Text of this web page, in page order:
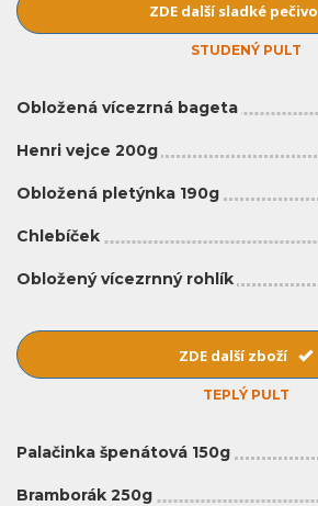
ZDE další sladké pečivo
STUDENÝ PULT
Obložená vícezrná bageta
Henri vejce 200g
Obložená pletýnka 190g
Chlebíček
Obložený vícezrnný rohlík
ZDE další zboží
TEPLÝ PULT
Palačinka špenátová 150g
Bramborák 250g